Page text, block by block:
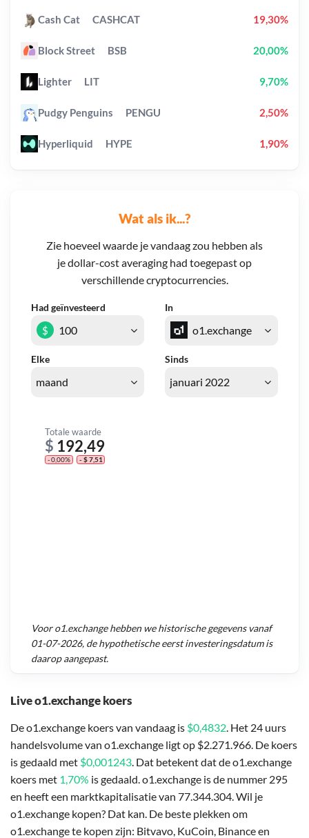
Live o1.exchange koers
De o1.exchange koers van vandaag is $0,4832. Het 24 uurs
handelsvolume van o1.exchange ligt op $2.271.966. De koers
is gedaald met $0,001243. Dat betekent dat de o1.exchange
koers met 1,70% is gedaald. o1.exchange is de nummer 295
en heeft een marktkapitalisatie van 77.344.304. Wil je
o1.exchange kopen? Dat kan. De beste plekken om
o1.exchange te kopen zijn: Bitvavo, KuCoin, Binance en
Wat als ik...?
Zie hoeveel waarde je vandaag zou hebben als
je dollar-cost averaging had toegepast op
verschillende cryptocurrencies.
Had geïnvesteerd In
Elke Sinds
$
Totale waarde
$ 192,49
- 0,00% - $ 7,51
Vooro1.exchangehebben we historische gegevens vanaf
01-07-2026, de hypothetische eerst investeringsdatum is
daarop aangepast.
Cash Cat CASHCAT 19,30%
Block Street BSB 20,00%
Lighter LIT 9,70%
Pudgy Penguins PENGU 2,50%
Hyperliquid HYPE 1,90%